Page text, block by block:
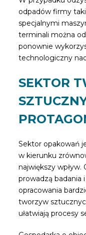
odpadów firmy
specjalnymi
terminali można
ponownie
technologiczny
SEKTOR
Sektor opakowań
w kierunku
największy
prowadzą badania
opracowania
tworzyw
ułatwiają procesy